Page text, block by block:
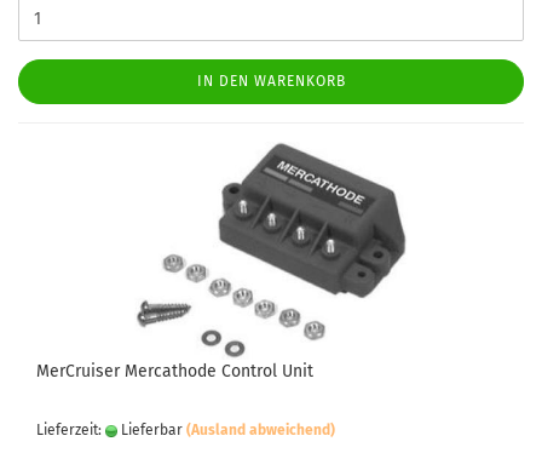
IN DEN WARENKORB
MerCruiser Mercathode Control Unit
Lieferzeit: Lieferbar (Ausland abweichend)